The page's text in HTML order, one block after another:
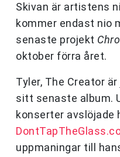
Skivan är artistens
kommer endast nio
senaste projekt
oktober förra året.
Tyler, The Creator
sitt senaste album.
konserter avslöjade
uppmaningar till